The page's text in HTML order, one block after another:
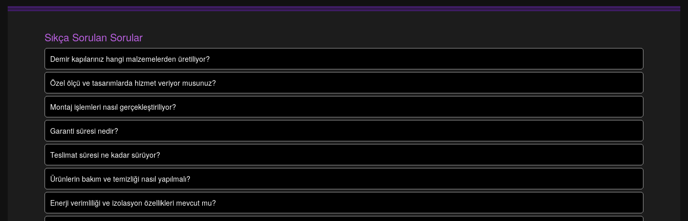
Sıkça Sorulan Sorular
Demir kapılarınız hangi malzemelerden üretiliyor?
Özel ölçü ve tasarımlarda hizmet veriyor musunuz?
Montaj işlemleri nasıl gerçekleştiriliyor?
Garanti süresi nedir?
Teslimat süresi ne kadar sürüyor?
Ürünlerin bakım ve temizliği nasıl yapılmalı?
Enerji verimliliği ve izolasyon özellikleri mevcut mu?